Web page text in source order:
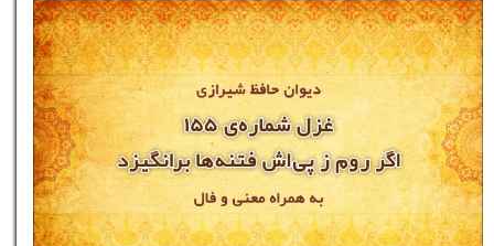
★★